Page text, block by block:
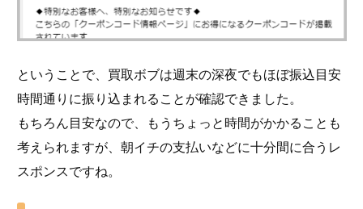
ということで、買取ボブは週末の深夜でもほぼ振込目安
時間通りに振り込まれることが確認できました。
もちろん目安なので、もうちょっと時間がかかることも
考えられますが、朝イチの支払いなどに十分間に合うレ
スポンスですね。